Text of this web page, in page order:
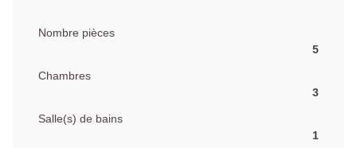
Nombre pièces
5
Chambres
3
Salle(s) de bains
1